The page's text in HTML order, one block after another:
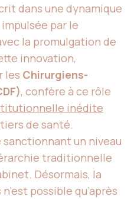
dans une dynamique
par le
la promulgation de
innovation,
les Chirurgiens-
, confère à ce rôle
inédite
de santé.
sanctionnant un niveau
traditionnelle
Désormais, la
possible qu’après